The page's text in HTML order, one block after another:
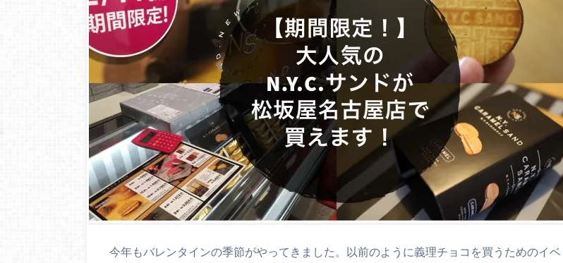
今年もバレンタインの季節がやってきました。以前のように義理チョコを買うためのイベ